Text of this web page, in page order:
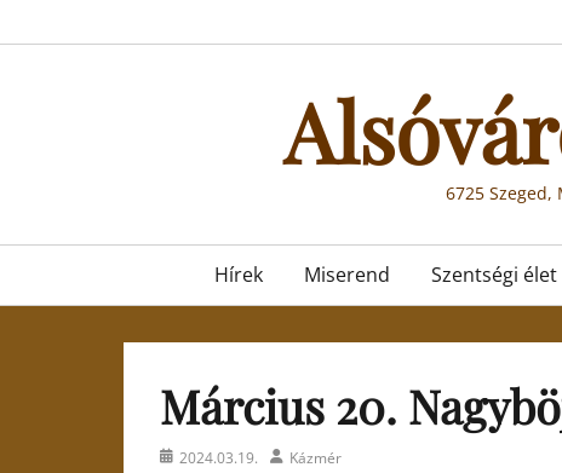
to
6725 Szeged,
Primary
menu
Hírek Miserend Szentségi élet
Március 20.
Posted2024.03.19. AuthorKázmér